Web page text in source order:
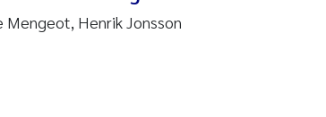
Mengeot, Henrik Jonsson